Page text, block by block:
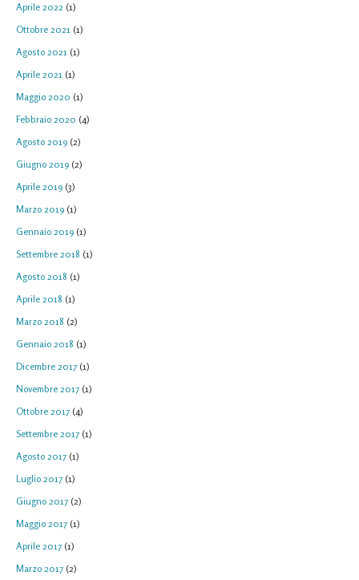
Aprile 2022 (1)
Ottobre 2021 (1)
Agosto 2021 (1)
Aprile 2021 (1)
Maggio 2020 (1)
Febbraio 2020 (4)
Agosto 2019 (2)
Giugno 2019 (2)
Aprile 2019 (3)
Marzo 2019 (1)
Gennaio 2019 (1)
Settembre 2018 (1)
Agosto 2018 (1)
Aprile 2018 (1)
Marzo 2018 (2)
Gennaio 2018 (1)
Dicembre 2017 (1)
Novembre 2017 (1)
Ottobre 2017 (4)
Settembre 2017 (1)
Agosto 2017 (1)
Luglio 2017 (1)
Giugno 2017 (2)
Maggio 2017 (1)
Aprile 2017 (1)
Marzo 2017 (2)